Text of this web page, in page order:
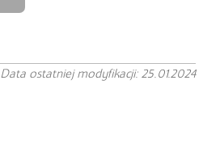
Data ostatniej modyfikacji: 25.01.2024